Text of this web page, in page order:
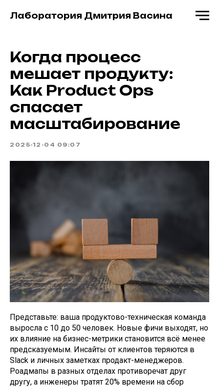
Лаборатория Дмитрия Васина
Когда процесс
мешает продукту:
Как Product Ops
спасает
масштабирование
2025-12-04 09:07
Представьте: ваша продуктово-техническая команда
выросла с 10 до 50 человек. Новые фичи выходят, но
их влияние на бизнес-метрики становится всё менее
предсказуемым. Инсайты от клиентов теряются в
Slack и личных заметках продакт-менеджеров.
Роадмапы в разных отделах противоречат друг
другу, а инженеры тратят 20% времени на сбор